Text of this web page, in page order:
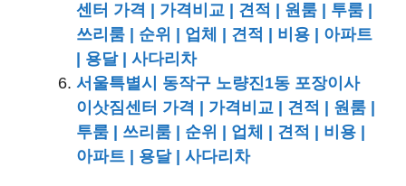
센터 가격 | 가격비교 | 견적 | 원룸 | 투룸 |
쓰리룸 | 순위 | 업체 | 견적 | 비용 | 아파트
| 용달 | 사다리차
서울특별시 동작구 노량진1동 포장이사
이삿짐센터 가격 | 가격비교 | 견적 | 원룸 |
투룸 | 쓰리룸 | 순위 | 업체 | 견적 | 비용 |
아파트 | 용달 | 사다리차